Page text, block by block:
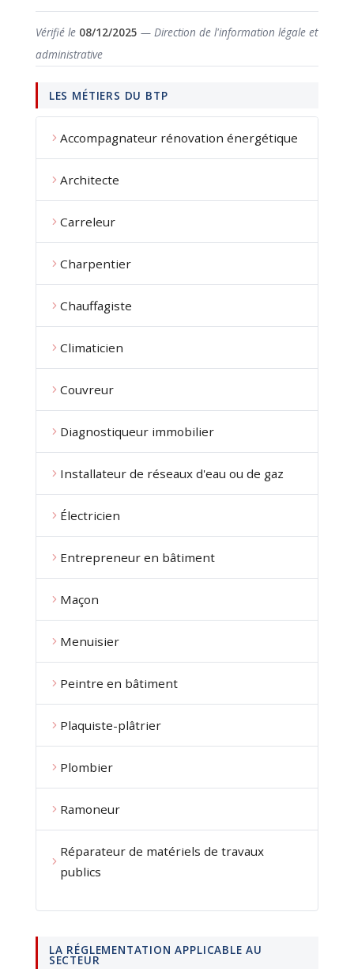
Vérifié le 08/12/2025 — Direction de l'information légale et
administrative
LES MÉTIERS DU BTP
Accompagnateur rénovation énergétique
Architecte
Carreleur
Charpentier
Chauffagiste
Climaticien
Couvreur
Diagnostiqueur immobilier
Installateur de réseaux d'eau ou de gaz
Électricien
Entrepreneur en bâtiment
Maçon
Menuisier
Peintre en bâtiment
Plaquiste-plâtrier
Plombier
Ramoneur
Réparateur de matériels de travaux
publics
LA RÉGLEMENTATION APPLICABLE AU
SECTEUR